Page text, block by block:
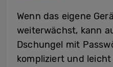
Wenn das eigene
weiterwächst, kann
Dschungel mit
kompliziert und